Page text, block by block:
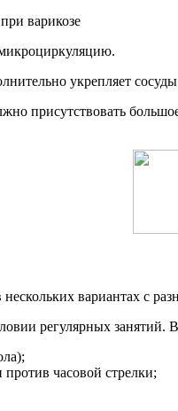
укрепляет
присутствовать
вариантах с
регулярных
часовой стрелки;